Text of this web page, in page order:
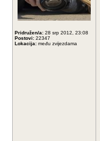
Pridružen/a: 28 srp 2012, 23:08
Postovi: 22347
Lokacija: među zvijezdama